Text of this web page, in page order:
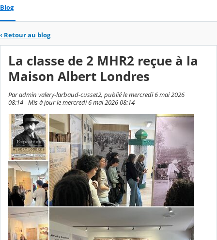
Blog
‹ Retour au blog
La classe de 2 MHR2 reçue à la
Maison Albert Londres
Par admin valery-larbaud-cusset2, publié le mercredi 6 mai 2026
08:14 - Mis à jour le mercredi 6 mai 2026 08:14